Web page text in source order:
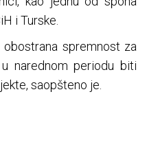
i Turske.
spremnost za
narednom periodu biti
saopšteno je.